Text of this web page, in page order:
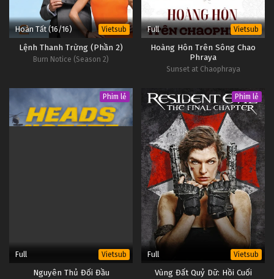
Hoàn Tất (16/16) Vietsub
Lệnh Thanh Trừng (Phần 2)
Burn Notice (Season 2)
Full Vietsub
Hoàng Hôn Trên Sông Chao
Phraya
Sunset at Chaophraya
Phim lẻ
Full Vietsub
Nguyên Thủ Đối Đầu
Phim lẻ
Full Vietsub
Vùng Đất Quỷ Dữ: Hồi Cuối